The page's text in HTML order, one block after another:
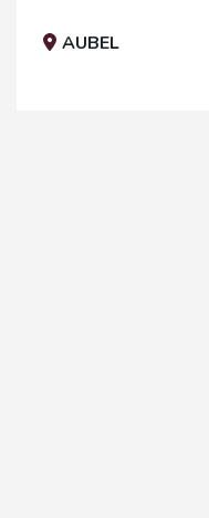
AUBEL